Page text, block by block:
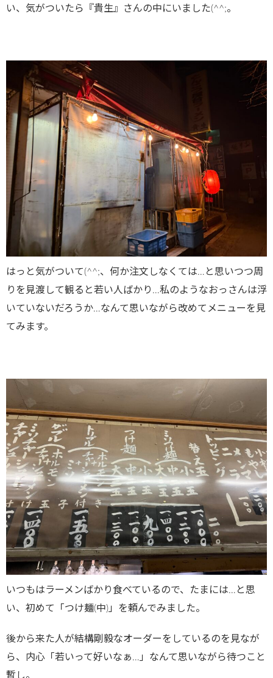
い、気がついたら『貴生』さんの中にいました(^^;。
はっと気がついて(^^;、何か注文しなくては…と思いつつ周
りを見渡して観ると若い人ばかり…私のようなおっさんは浮
いていないだろうか…なんて思いながら改めてメニューを見
てみます。
いつもはラーメンばかり食べているので、たまには…と思
い、初めて「つけ麺(中)」を頼んでみました。
後から来た人が結構剛毅なオーダーをしているのを見なが
ら、内心「若いって好いなぁ…」なんて思いながら待つこと
暫し。